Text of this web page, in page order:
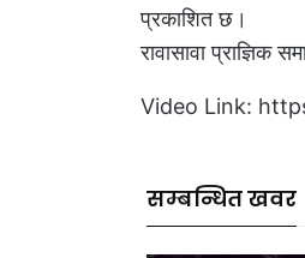
प्रकाशित छ।
रावासावा
Video Link:
सम्बन्धित खवर